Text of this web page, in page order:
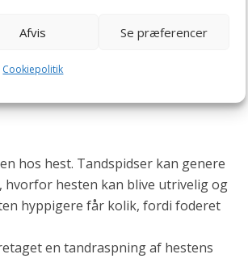
Afvis Se præferencer
Cookiepolitik
Lidelsen opstår ved at evt.
kan bakterier trænge ned mellem
har ofte en rådagtig lugt fra
hos hest. Tandspidser kan genere
hesten kan blive utrivelig og
hyppigere får kolik, fordi foderet
en tandraspning af hestens